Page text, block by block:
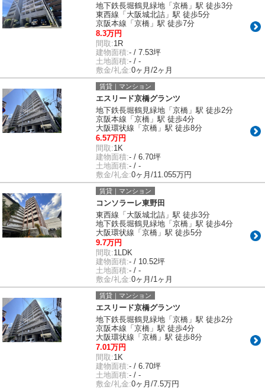
地下鉄長堀鶴見緑地「京橋」駅 徒歩3分
東西線「大阪城北詰」駅 徒歩5分
京阪本線「京橋」駅 徒歩7分
8.3万円
間取:1R
建物面積:- / 7.53坪
土地面積:- / -
敷金/礼金:0ヶ月/2ヶ月
賃貸｜マンション
エスリード京橋グランツ
地下鉄長堀鶴見緑地「京橋」駅 徒歩2分
京阪本線「京橋」駅 徒歩4分
大阪環状線「京橋」駅 徒歩8分
6.57万円
間取:1K
建物面積:- / 6.70坪
土地面積:- / -
敷金/礼金:0ヶ月/11.055万円
賃貸｜マンション
コンソラーレ東野田
東西線「大阪城北詰」駅 徒歩3分
地下鉄長堀鶴見緑地「京橋」駅 徒歩4分
大阪環状線「京橋」駅 徒歩5分
9.7万円
間取:1LDK
建物面積:- / 10.52坪
土地面積:- / -
敷金/礼金:0ヶ月/1ヶ月
賃貸｜マンション
エスリード京橋グランツ
地下鉄長堀鶴見緑地「京橋」駅 徒歩2分
京阪本線「京橋」駅 徒歩4分
大阪環状線「京橋」駅 徒歩8分
7.01万円
間取:1K
建物面積:- / 6.70坪
土地面積:- / -
敷金/礼金:0ヶ月/7.5万円